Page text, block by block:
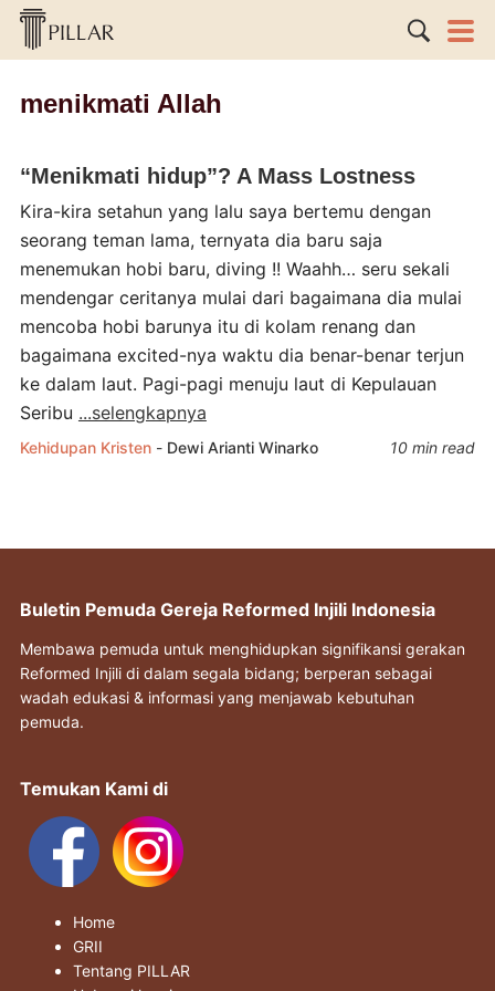
menikmati Allah
“Menikmati hidup”? A Mass Lostness
Kira-kira setahun yang lalu saya bertemu dengan
seorang teman lama, ternyata dia baru saja
menemukan hobi baru, diving !! Waahh… seru sekali
mendengar ceritanya mulai dari bagaimana dia mulai
mencoba hobi barunya itu di kolam renang dan
bagaimana excited-nya waktu dia benar-benar terjun
ke dalam laut. Pagi-pagi menuju laut di Kepulauan
Seribu ...selengkapnya
Kehidupan Kristen - Dewi Arianti Winarko 10 min read
Buletin Pemuda Gereja Reformed Injili Indonesia
Membawa pemuda untuk menghidupkan signifikansi gerakan
Reformed Injili di dalam segala bidang; berperan sebagai
wadah edukasi & informasi yang menjawab kebutuhan
pemuda.
Temukan Kami di
Home
GRII
Tentang PILLAR